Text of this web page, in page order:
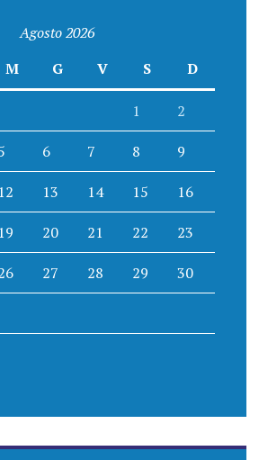
Agosto 2026
M G V S D
1 2
6 7 8 9
12 13 14 15 16
19 20 21 22 23
27 28 29 30